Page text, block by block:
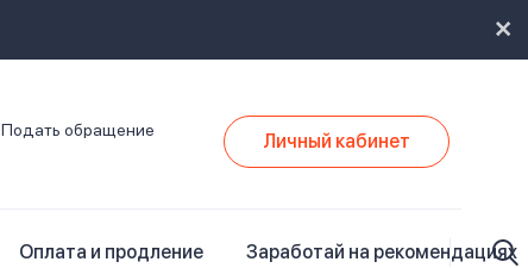
Подать обращение Личный кабинет
Оплата и продление Заработай на рекомендациях